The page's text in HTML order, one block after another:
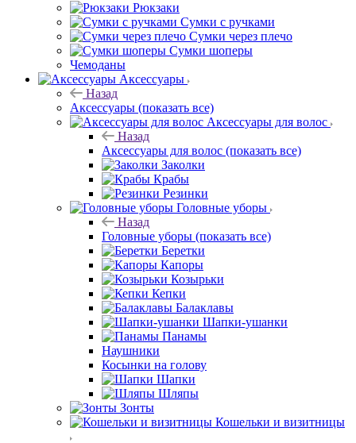
Рюкзаки
Сумки с ручками
Сумки через плечо
Сумки шоперы
Чемоданы
Аксессуары
Назад
Аксессуары (показать все)
Аксессуары для волос
Назад
Аксессуары для волос (показать все)
Заколки
Крабы
Резинки
Головные уборы
Назад
Головные уборы (показать все)
Беретки
Капоры
Козырьки
Кепки
Балаклавы
Шапки-ушанки
Панамы
Наушники
Косынки на голову
Шапки
Шляпы
Зонты
Кошельки и визитницы